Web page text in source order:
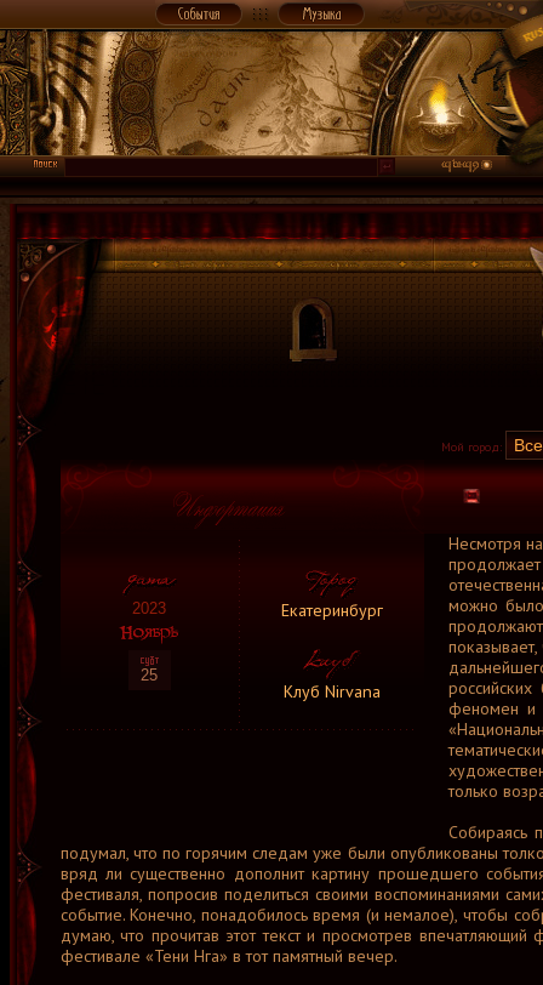
Мой город:
2023
25
Екатеринбург
Клуб Nirvana
Несмотря
продолжает
можно
феномен и
только
Собираясь
подумал, что по горячим следам уже были опубликованы
вряд ли существенно дополнит картину прошедшего
фестиваля, попросив поделиться своими воспоминаниями
событие. Конечно, понадобилось время (и немалое), чтобы
думаю, что прочитав этот текст и просмотрев
фестивале «Тени Нга» в тот памятный вечер.